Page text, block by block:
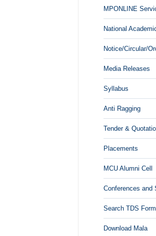
MPONLINE
National
Notice/Circular/
Media Releases
Syllabus
Anti Ragging
Tender &
Placements
MCU Alumni Cell
Conferences and
Search TDS Form
Download Mala